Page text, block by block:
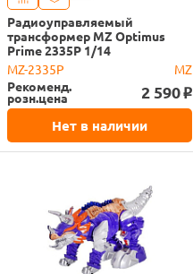
Радиоуправляемый
трансформер MZ Optimus
Prime 2335P 1/14
MZ-2335P
MZ
Рекоменд.
розн.цена 2 590 o
Нет в наличии